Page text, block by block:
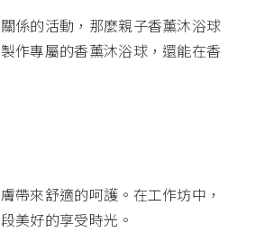
係的活動，那麼親子香薰沐浴球
作專屬的香薰沐浴球，還能在香
帶來舒適的呵護。在工作坊中，
美好的享受時光。